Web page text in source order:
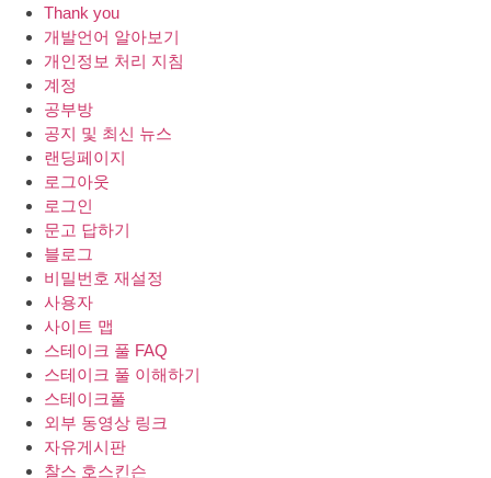
Thank you
개발언어 알아보기
개인정보 처리 지침
계정
공부방
공지 및 최신 뉴스
랜딩페이지
로그아웃
로그인
문고 답하기
블로그
비밀번호 재설정
사용자
사이트 맵
스테이크 풀 FAQ
스테이크 풀 이해하기
스테이크풀
외부 동영상 링크
자유게시판
찰스 호스킨슨